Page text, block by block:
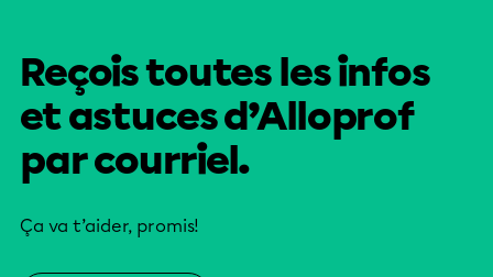
Reçois toutes les infos
et astuces d’Alloprof
par courriel.
Ça va t’aider, promis!